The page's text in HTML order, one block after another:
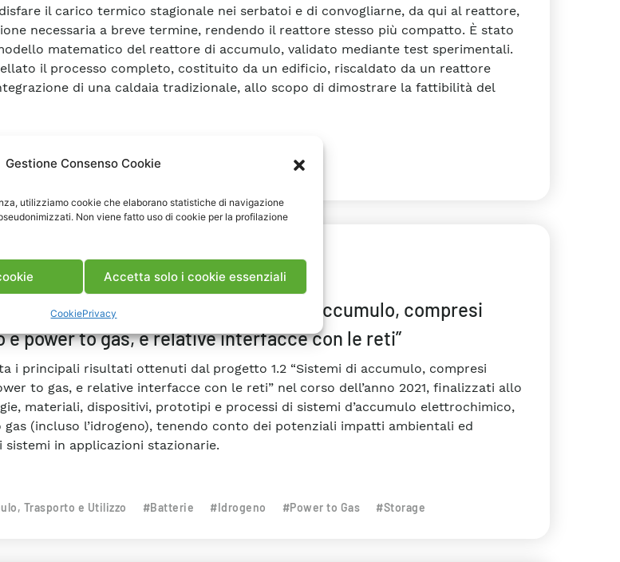
Gestione Consenso Cookie
utilizziamo cookie che elaborano statistiche di navigazione
Non viene fatto uso di cookie per la profilazione
Accetta solo i cookie essenziali
CookiePrivacy
il carico termico stagionale nei serbatoi e di convogliarne, da qui al reattore,
necessaria a breve termine, rendendo il reattore stesso più compatto. È stato
matematico del reattore di accumulo, validato mediante test sperimentali.
il processo completo, costituito da un edificio, riscaldato da un reattore
di una caldaia tradizionale, allo scopo di dimostrare la fattibilità del
Trasporto e Utilizzo
DI SINTESI
2021 del Progetto 1.2 “Sistemi di accumulo, compresi
power to gas, e relative interfacce con le reti”
i principali risultati ottenuti dal progetto 1.2 “Sistemi di accumulo, compresi
to gas, e relative interfacce con le reti” nel corso dell’anno 2021, finalizzati allo
materiali, dispositivi, prototipi e processi di sistemi d’accumulo elettrochimico,
(incluso l’idrogeno), tenendo conto dei potenziali impatti ambientali ed
sistemi in applicazioni stazionarie.
Trasporto e Utilizzo #Batterie #Idrogeno #Power to Gas #Storage